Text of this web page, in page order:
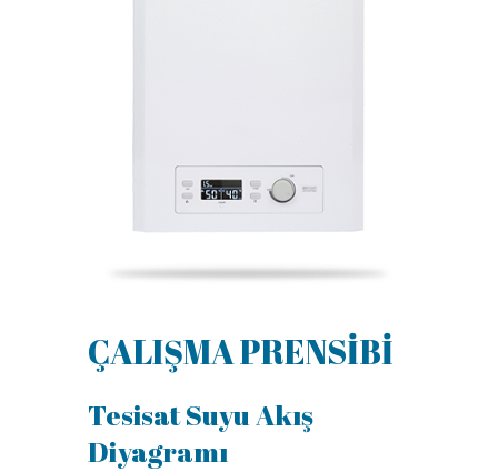
ÇALIŞMA PRENSİBİ
Tesisat Suyu Akış
Diyagramı